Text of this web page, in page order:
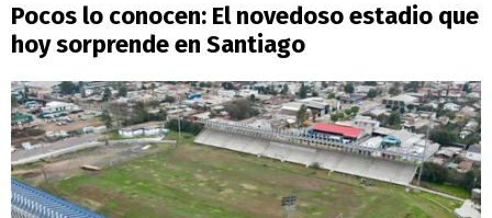
Pocos lo conocen: El novedoso estadio que
hoy sorprende en Santiago